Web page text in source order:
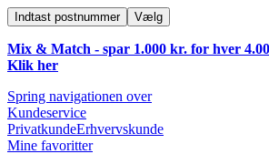
Indtast postnummer Vælg
Mix & Match - spar 1.000 kr. for hver
Klik her
Spring navigationen over
Kundeservice
PrivatkundeErhvervskunde
Mine favoritter